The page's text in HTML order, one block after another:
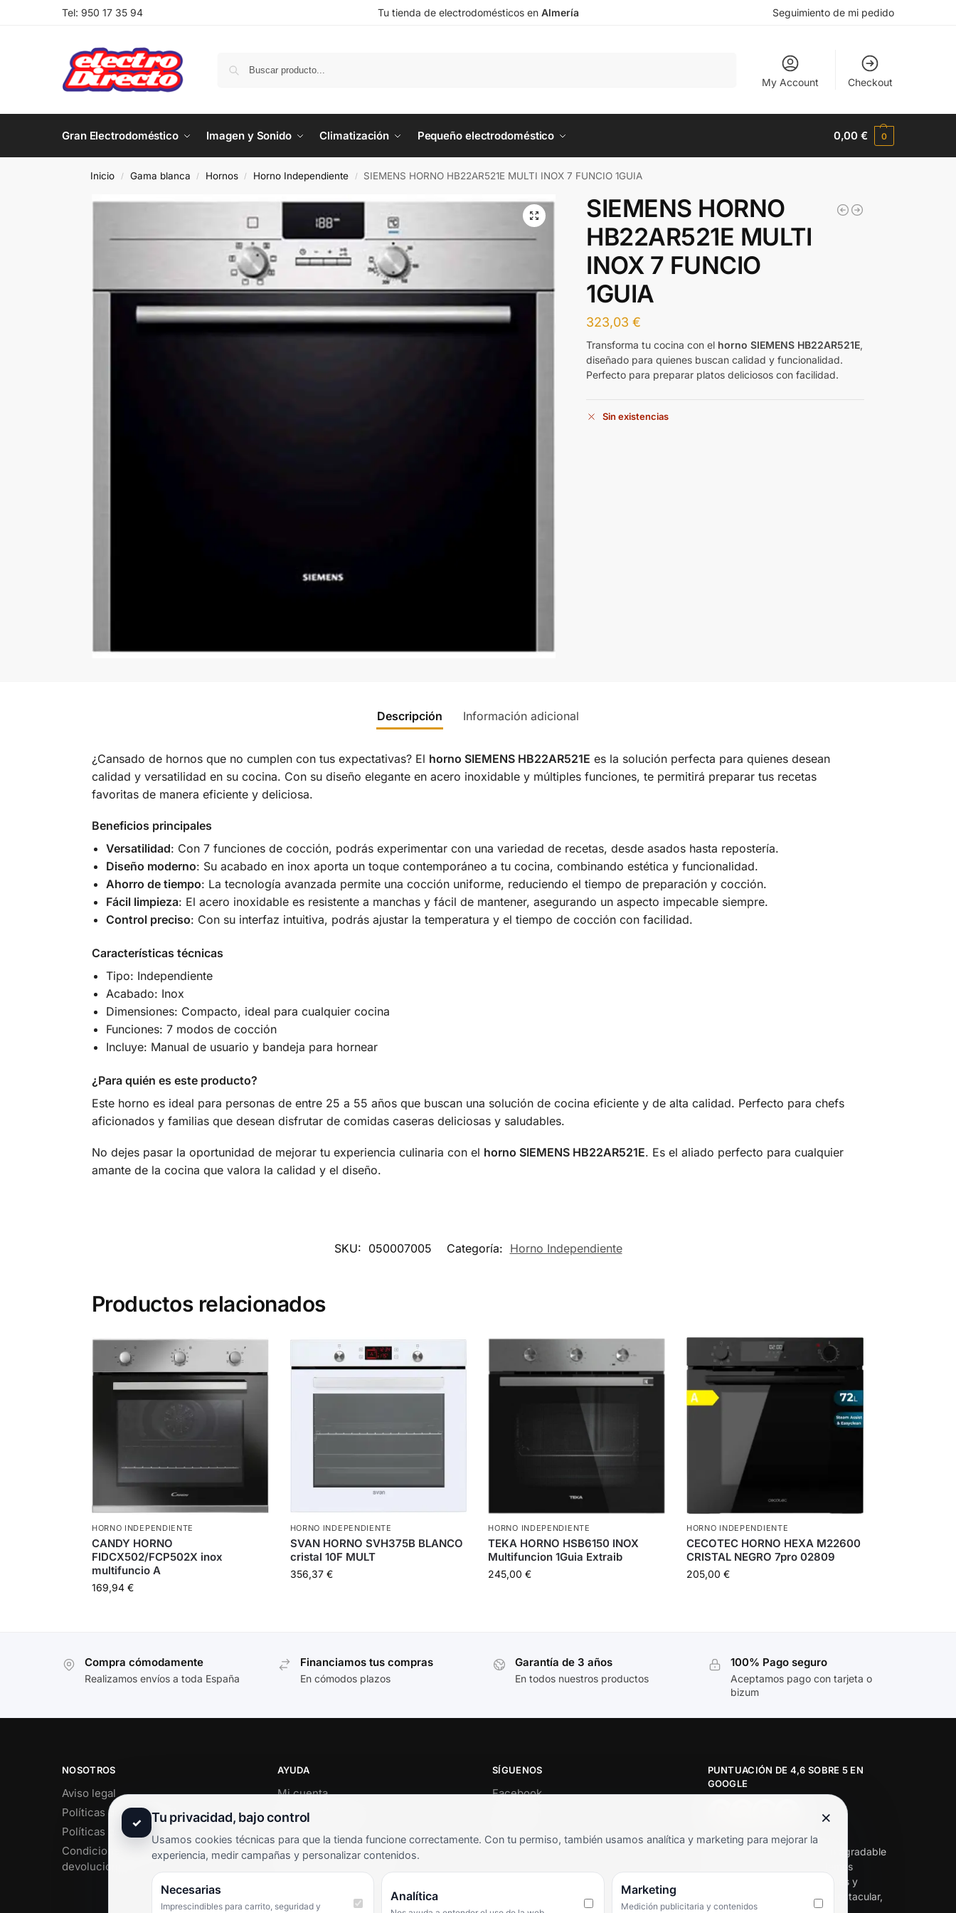
Tel: 950 17 35 94 Tu tienda de electrodomésticos en Almería Seguimiento de mi pedido
My Account Checkout
Gran Electrodoméstico Imagen y Sonido Climatización Pequeño electrodoméstico 0,00€ 0
Inicio / Gama blanca / Hornos / Horno Independiente / SIEMENS HORNO HB22AR521E MULTI INOX 7 FUNCIO 1GUIA
SIEMENS HORNO
HB22AR521E MULTI
INOX 7 FUNCIO
1GUIA
323,03€
Transforma tu cocina con el horno SIEMENS HB22AR521E,
diseñado para quienes buscan calidad y funcionalidad.
Perfecto para preparar platos deliciosos con facilidad.
Sin existencias
Descripción Información adicional
¿Cansado de hornos que no cumplen con tus expectativas? El horno SIEMENS HB22AR521E es la solución perfecta para quienes desean
calidad y versatilidad en su cocina. Con su diseño elegante en acero inoxidable y múltiples funciones, te permitirá preparar tus recetas
favoritas de manera eficiente y deliciosa.
Beneficios principales
Versatilidad: Con 7 funciones de cocción, podrás experimentar con una variedad de recetas, desde asados hasta repostería.
Diseño moderno: Su acabado en inox aporta un toque contemporáneo a tu cocina, combinando estética y funcionalidad.
Ahorro de tiempo: La tecnología avanzada permite una cocción uniforme, reduciendo el tiempo de preparación y cocción.
Fácil limpieza: El acero inoxidable es resistente a manchas y fácil de mantener, asegurando un aspecto impecable siempre.
Control preciso: Con su interfaz intuitiva, podrás ajustar la temperatura y el tiempo de cocción con facilidad.
Características técnicas
Tipo: Independiente
Acabado: Inox
Dimensiones: Compacto, ideal para cualquier cocina
Funciones: 7 modos de cocción
Incluye: Manual de usuario y bandeja para hornear
¿Para quién es este producto?
Este horno es ideal para personas de entre 25 a 55 años que buscan una solución de cocina eficiente y de alta calidad. Perfecto para chefs
aficionados y familias que desean disfrutar de comidas caseras deliciosas y saludables.
No dejes pasar la oportunidad de mejorar tu experiencia culinaria con el horno SIEMENS HB22AR521E. Es el aliado perfecto para cualquier
amante de la cocina que valora la calidad y el diseño.
SKU: 050007005 Categoría: Horno Independiente
Productos relacionados
HORNO INDEPENDIENTE
CANDY HORNO
FIDCX502/FCP502X inox
multifuncio A
169,94 €
HORNO INDEPENDIENTE
SVAN HORNO SVH375B BLANCO
cristal 10F MULT
356,37 €
HORNO INDEPENDIENTE
TEKA HORNO HSB6150 INOX
Multifuncion 1Guia Extraib
245,00€
HORNO INDEPENDIENTE
CECOTEC HORNO HEXA M22600
CRISTAL NEGRO 7pro 02809
205,00€
Compra cómodamente
Realizamos envíos a toda España
Financiamos tus compras
En cómodos plazos
Garantía de 3 años
En todos nuestros productos
100% Pago seguro
Aceptamos pago con tarjeta o
bizum
NOSOTROS
Aviso legal
Políticas de privacidad
Políticas de cookies
Condiciones de envío y
devoluciones
AYUDA
Mi cuenta
Soporte al cliente
Términos y condiciones
Preguntas frecuentes
SÍGUENOS
Facebook
PUNTUACIÓN DE 4,6 SOBRE 5 EN
GOOGLE
★★★★★
«Servicio de calidad y trato agradable
con precios excelentes. Hemos
comprado en varias ocasiones y
siempre dan respuesta. Espectacular,
✓ Tu privacidad, bajo control ×
Usamos cookies técnicas para que la tienda funcione correctamente. Con tu permiso, también usamos analítica y marketing para mejorar la
experiencia, medir campañas y personalizar contenidos.
Necesarias
Imprescindibles para carrito, seguridad y
Analítica Marketing
Medición publicitaria y contenidos